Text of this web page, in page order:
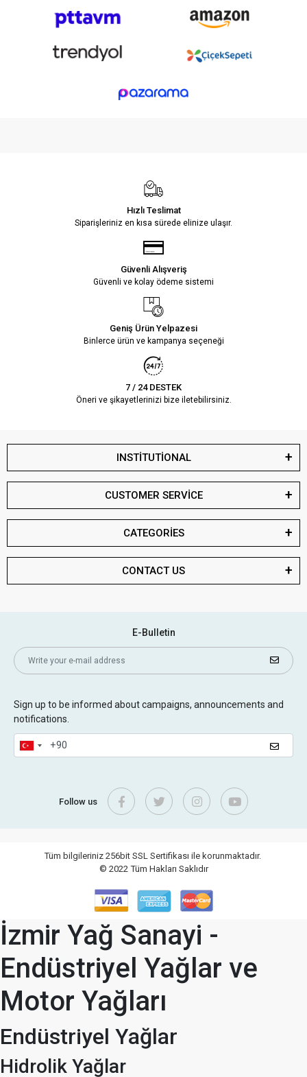
Hızlı Teslimat
Siparişleriniz en kısa sürede elinize ulaşır.
Güvenli Alışveriş
Güvenli ve kolay ödeme sistemi
Geniş Ürün Yelpazesi
Binlerce ürün ve kampanya seçeneği
7 / 24 DESTEK
Öneri ve şikayetlerinizi bize iletebilirsiniz.
INSTİTUTİONAL
CUSTOMER SERVİCE
CATEGORİES
CONTACT US
E-Bulletin
Sign up to be informed about campaigns, announcements and
notifications.
Follow us
Tüm bilgileriniz 256bit SSL Sertifikası ile korunmaktadır.
© 2022 Tüm Hakları Saklıdır
İzmir Yağ Sanayi -
Endüstriyel Yağlar ve
Motor Yağları
Endüstriyel Yağlar
Hidrolik Yağlar